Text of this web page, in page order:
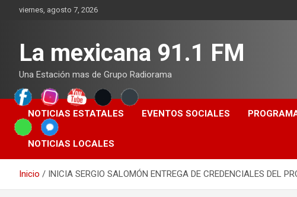
viernes, agosto 7, 2026
La mexicana 91.1 FM
Una Estación mas de Grupo Radiorama
NOTICIAS ESTATALES EVENTOS SOCIALES
NOTICIAS LOCALES
Inicio INICIA SERGIO SALOMÓN ENTREGA DE CREDENCIALES DEL